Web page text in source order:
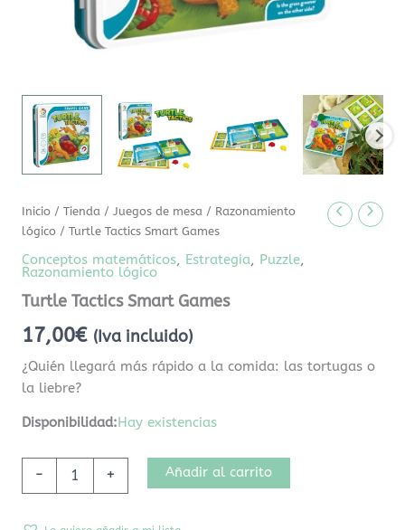
Inicio /Tienda /Juegos de mesa / Razonamiento
lógico / Turtle Tactics Smart Games
Conceptos matemáticos, Estrategia, Puzzle,
Razonamiento lógico
Turtle Tactics Smart Games
17,00€ (Iva incluido)
¿Quién llegará más rápido a la comida: las tortugas o
la liebre?
Disponibilidad:Hay existencias
- + Añadir al carrito